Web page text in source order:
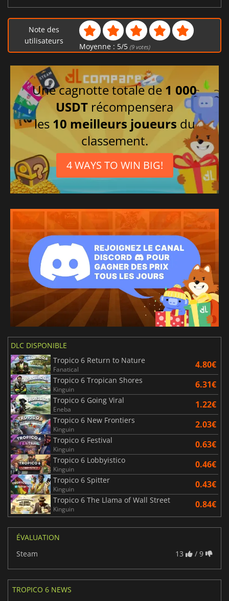
Note des
utilisateurs
Moyenne : 5/5 (9votes)
Une cagnotte totale de 1 000
USDT récompensera
les 10 meilleurs joueurs du
classement.
4 WAYS TO WIN BIG!
DLC DISPONIBLE
Tropico 6 Return to Nature
Fanatical 4.80€
Tropico 6 Tropican Shores
Kinguin 6.31€
Tropico 6 Going Viral
Eneba 1.22€
Tropico 6 New Frontiers
Kinguin 2.03€
Tropico 6 Festival
Kinguin 0.63€
Tropico 6 Lobbyistico
Kinguin 0.46€
Tropico 6 Spitter
Kinguin 0.43€
Tropico 6 The Llama of Wall Street
Kinguin 0.84€
ÉVALUATION
Steam
13 / 9
TROPICO 6 NEWS